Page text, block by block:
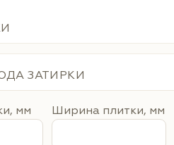
ЗАТИРКИ
мм Ширина плитки, мм